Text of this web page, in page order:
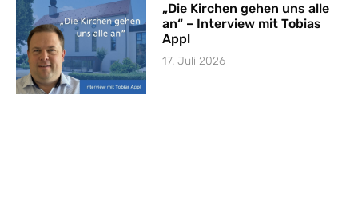
„Die Kirchen gehen uns alle
an“ – Interview mit Tobias
Appl
17. Juli 2026